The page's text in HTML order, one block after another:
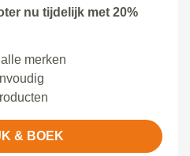
nu tijdelijk met 20%
merken
& BOEK